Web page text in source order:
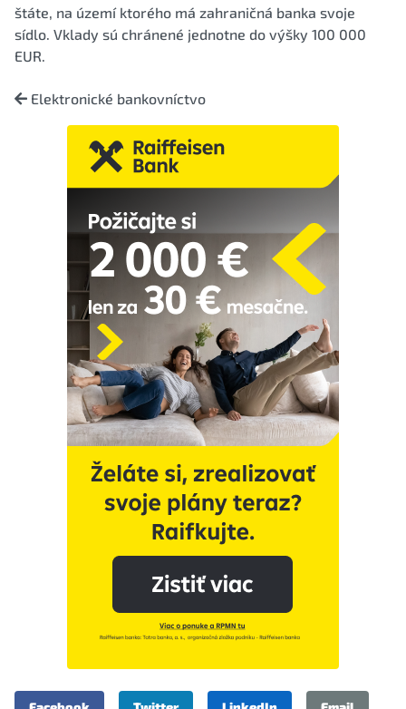
štáte, na území ktorého má zahraničná banka svoje
sídlo. Vklady sú chránené jednotne do výšky 100 000
EUR.
Elektronické bankovníctvo